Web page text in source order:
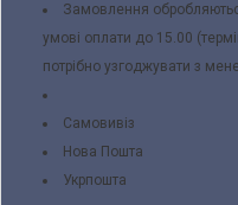
Замовлення
умові оплати до 15.00
потрібно узгоджувати з
Самовивіз
Нова Пошта
Укрпошта